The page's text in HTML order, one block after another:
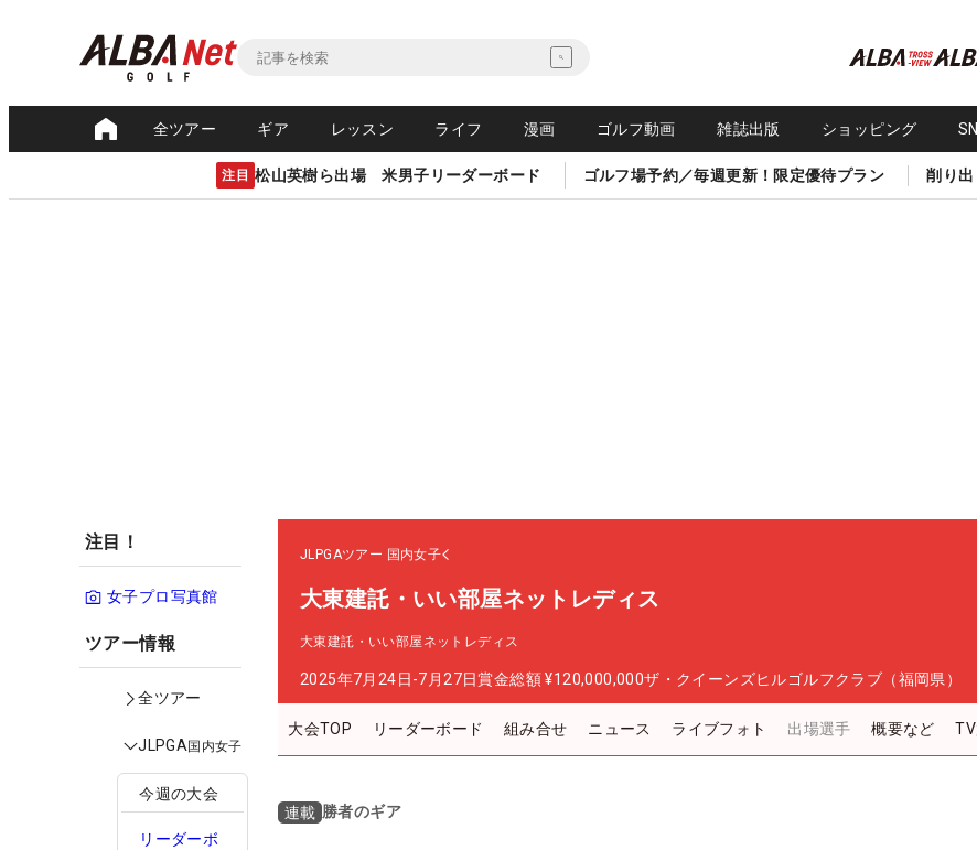
全ツアー ギア レッスン ライフ 漫画 ゴルフ動画 雑誌出版 ショッピング
注目 松山英樹ら出場 米男子リーダーボード ゴルフ場予約／毎週更新！限定優待プラン 削り
注目！
女子プロ写真館
ツアー情報
全ツアー
JLPGA国内女子
今週の大会
リーダーボ
JLPGAツアー 国内女子
大東建託・いい部屋ネットレディス
大東建託・いい部屋ネットレディス
2025年7月24日-7月27日賞金総額 ¥120,000,000ザ・クイーンズヒルゴルフクラブ（福岡県）
大会TOP リーダーボード 組み合せ ニュース ライブフォト 出場選手 概要など
連載 勝者のギア